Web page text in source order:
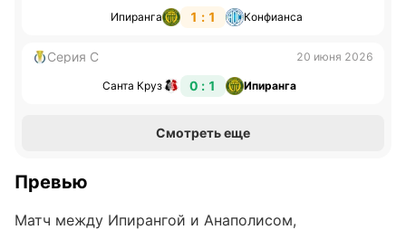
Ипиранга 1 : 1 Конфианса
Серия С 20 июня 2026
Санта Круз 0 : 1 Ипиранга
Смотреть еще
Превью
Матч между Ипирангой и Анаполисом,